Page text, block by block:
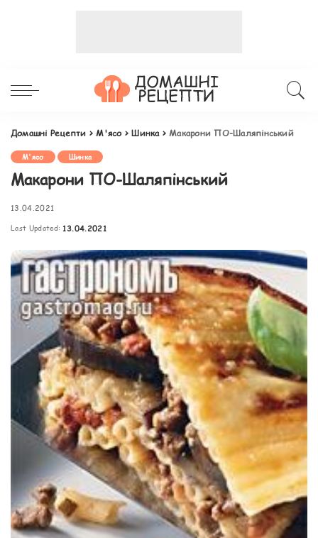
Домашні Рецепти >М'ясо>Шинка>Макарони ПО-Шаляпінський
М'ясо Шинка
Макарони ПО-Шаляпінський
13.04.2021
Last Updated: 13.04.2021